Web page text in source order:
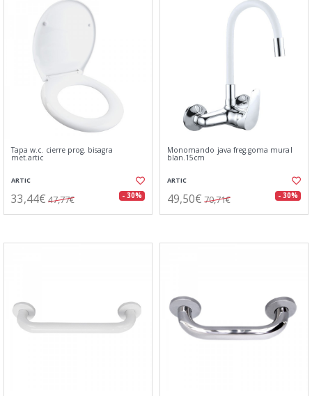
Tapa w.c. cierre prog. bisagra
met.artic
ARTIC
33,44€ 47,77€ - 30%
Monomando java freg.goma mural
blan.15cm
ARTIC
49,50€ 70,71€ - 30%